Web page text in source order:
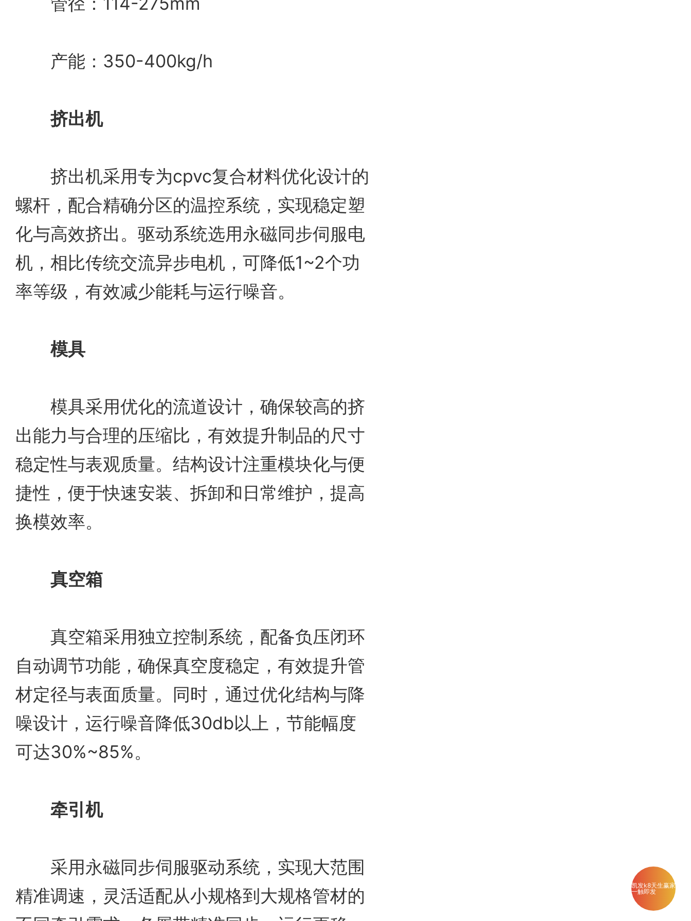
产能：350-400kg/h
挤出机
挤出机采用专为cpvc复合材料优化设计的
螺杆，配合精确分区的温控系统，实现稳定塑
化与高效挤出。驱动系统选用永磁同步伺服电
机，相比传统交流异步电机，可降低1~2个功
率等级，有效减少能耗与运行噪音。
模具
模具采用优化的流道设计，确保较高的挤
出能力与合理的压缩比，有效提升制品的尺寸
稳定性与表观质量。结构设计注重模块化与便
捷性，便于快速安装、拆卸和日常维护，提高
换模效率。
真空箱
真空箱采用独立控制系统，配备负压闭环
自动调节功能，确保真空度稳定，有效提升管
材定径与表面质量。同时，通过优化结构与降
噪设计，运行噪音降低30db以上，节能幅度
可达30%~85%。
牵引机
采用永磁同步伺服驱动系统，实现大范围
精准调速，灵活适配从小规格到大规格管材的
凯发k8天生赢家
一触即发